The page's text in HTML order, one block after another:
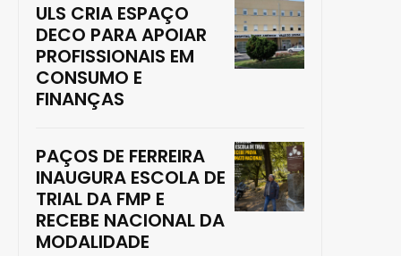
ULS CRIA ESPAÇO
DECO PARA APOIAR
PROFISSIONAIS EM
CONSUMO E
FINANÇAS
PAÇOS DE FERREIRA
INAUGURA ESCOLA DE
TRIAL DA FMP E
RECEBE NACIONAL DA
MODALIDADE